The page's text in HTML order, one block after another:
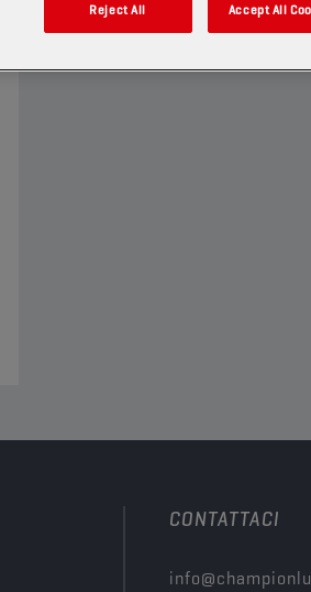
CONTATTACI
Reject All Accept All